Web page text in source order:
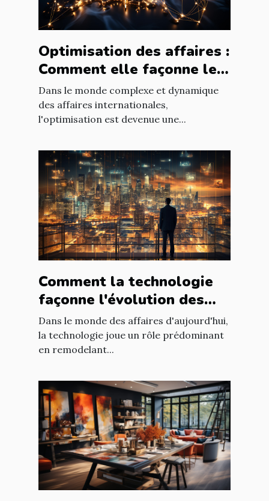
Optimisation des affaires :
Comment elle façonne le
paysage économique
international
Dans le monde complexe et dynamique
des affaires internationales,
l'optimisation est devenue une...
Comment la technologie
façonne l'évolution des
entreprises
Dans le monde des affaires d'aujourd'hui,
la technologie joue un rôle prédominant
en remodelant...